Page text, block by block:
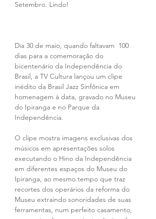
Setembro. Lindo!
Dia 30 de maio, quando faltavam  100
dias para a comemoração do
bicentenário da Independência do
Brasil, a TV Cultura lançou um clipe
inédito da Brasil Jazz Sinfônica em
homenagem à data, gravado no Museu
do Ipiranga e no Parque da
Independência.
O clipe mostra imagens exclusivas dos
músicos em apresentações solos
executando o Hino da Independência
em diferentes espaços do Museu do
Ipiranga, ao mesmo tempo que traz
recortes dos operários da reforma do
Museu extraindo sonoridades de suas
ferramentas, num perfeito casamento,